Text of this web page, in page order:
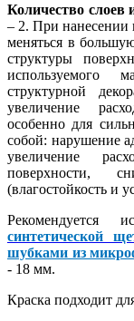
Количество слоев
– 2. При нанесении
меняться в
структуры
используемого
структурной
увеличение
особенно для
собой: нарушение
увеличение
поверхности,
(влагостойкость и
Рекомендуется
синтетической
шубками из
- 18 мм.
Краска подходит